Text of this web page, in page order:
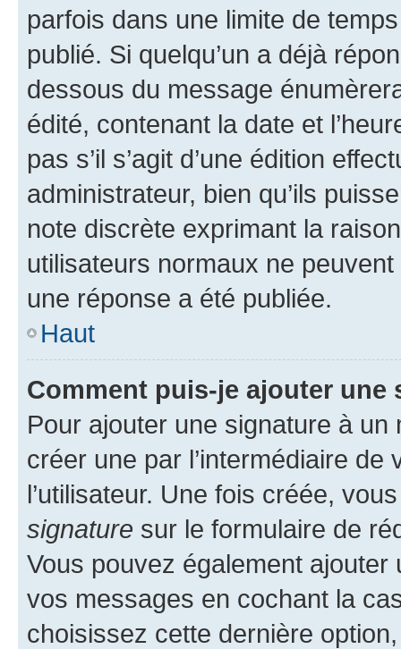
parfois dans une limite de
publié. Si quelqu’un a déjà
dessous du message
édité, contenant la date et
pas s’il s’agit d’une édition
administrateur, bien qu’ils
note discrète exprimant la
utilisateurs normaux ne
une réponse a été publiée.
Haut
Comment puis-je ajouter une
Pour ajouter une signature à un
créer une par l’intermédiaire
l’utilisateur. Une fois créée,
signature sur le formulaire de
Vous pouvez également
vos messages en cochant la
choisissez cette dernière